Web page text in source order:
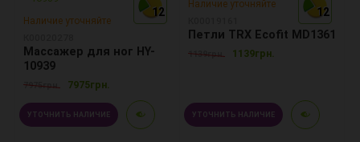
12
12
12
Наличие уточняйте
Массажер для ног HY-
10939
7975грн. 7975грн.
УТОЧНИТЬ НАЛИЧИЕ
12
12
12
Наличие уточняйте
Петли TRX Ecofit MD1361
1139грн. 1139грн.
УТОЧНИТЬ НАЛИЧИЕ